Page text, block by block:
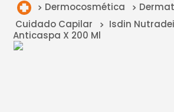
Dermocosmética
Cuidado Capilar
Isdin
Anticaspa X 200 Ml